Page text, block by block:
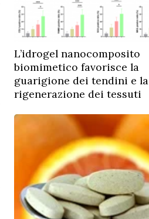
L’idrogel nanocomposito
biomimetico favorisce la
guarigione dei tendini e la
rigenerazione dei tessuti